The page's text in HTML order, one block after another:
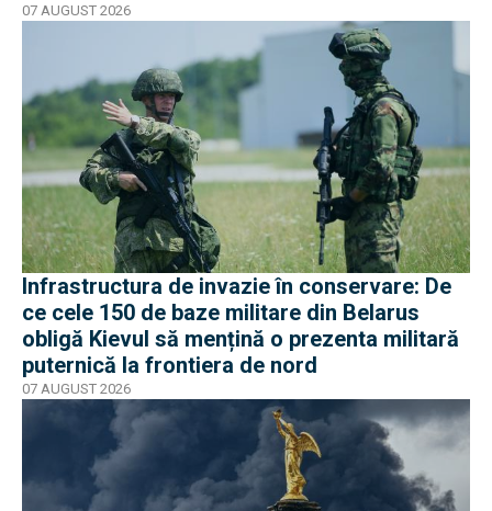
armata rusă
07 AUGUST 2026
Infrastructura de invazie în conservare: De
ce cele 150 de baze militare din Belarus
obligă Kievul să mențină o prezenta militară
puternică la frontiera de nord
07 AUGUST 2026